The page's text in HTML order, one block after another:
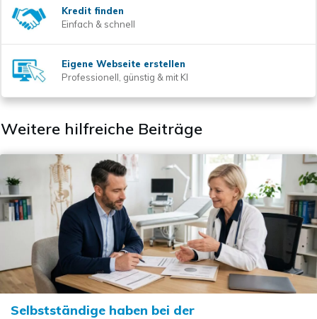
Kredit finden
Einfach & schnell
Eigene Webseite erstellen
Professionell, günstig & mit KI
Weitere hilfreiche Beiträge
Selbstständige haben bei der